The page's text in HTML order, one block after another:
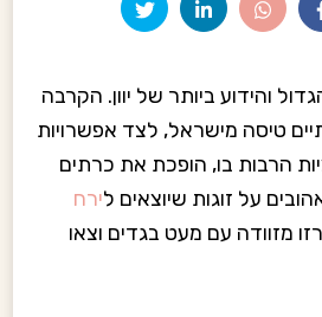
והידוע ביותר של יוון. הקרבה
טיסה מישראל, לצד אפשרויות
הרבות בו, הופכת את כרתים
על זוגות שיוצאים לירח
מזוודה עם מעט בגדים וצאו